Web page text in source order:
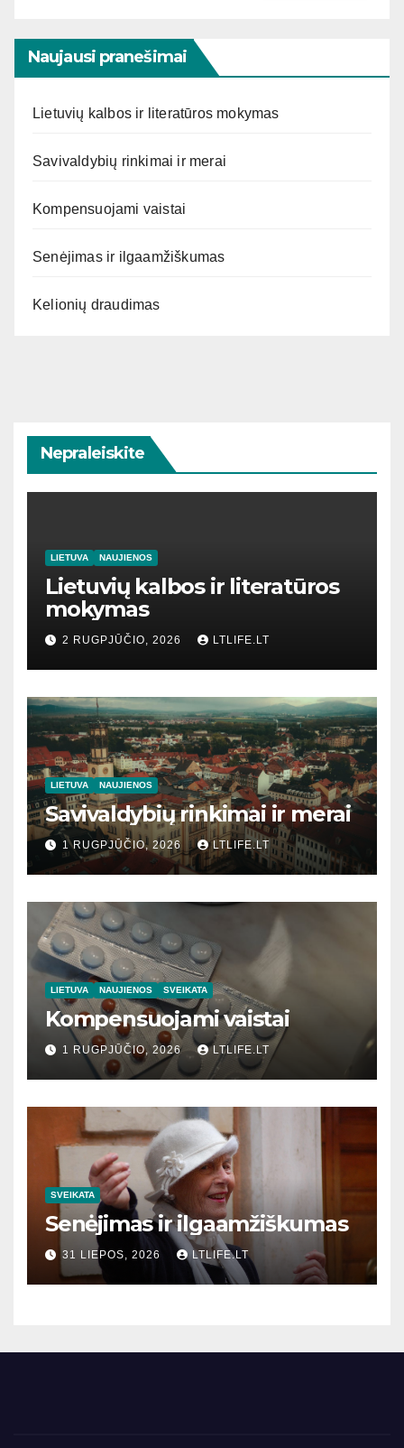
Naujausi pranešimai
Lietuvių kalbos ir literatūros mokymas
Savivaldybių rinkimai ir merai
Kompensuojami vaistai
Senėjimas ir ilgaamžiškumas
Kelionių draudimas
Nepraleiskite
LIETUVA NAUJIENOS
Lietuvių kalbos ir literatūros
mokymas
2 RUGPJŪČIO, 2026 LTLIFE.LT
LIETUVA NAUJIENOS
Savivaldybių rinkimai ir merai
1 RUGPJŪČIO, 2026 LTLIFE.LT
LIETUVA NAUJIENOS SVEIKATA
Kompensuojami vaistai
1 RUGPJŪČIO, 2026 LTLIFE.LT
SVEIKATA
Senėjimas ir ilgaamžiškumas
31 LIEPOS, 2026 LTLIFE.LT